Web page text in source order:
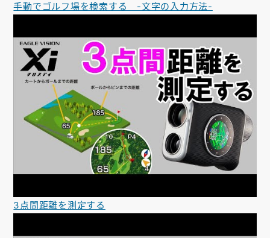
手動でゴルフ場を検索する -文字の入力方法-
3点間距離を測定する